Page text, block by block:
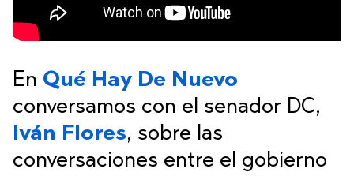
En Qué Hay De Nuevo
conversamos con el senador DC,
Iván Flores, sobre las
conversaciones entre el gobierno